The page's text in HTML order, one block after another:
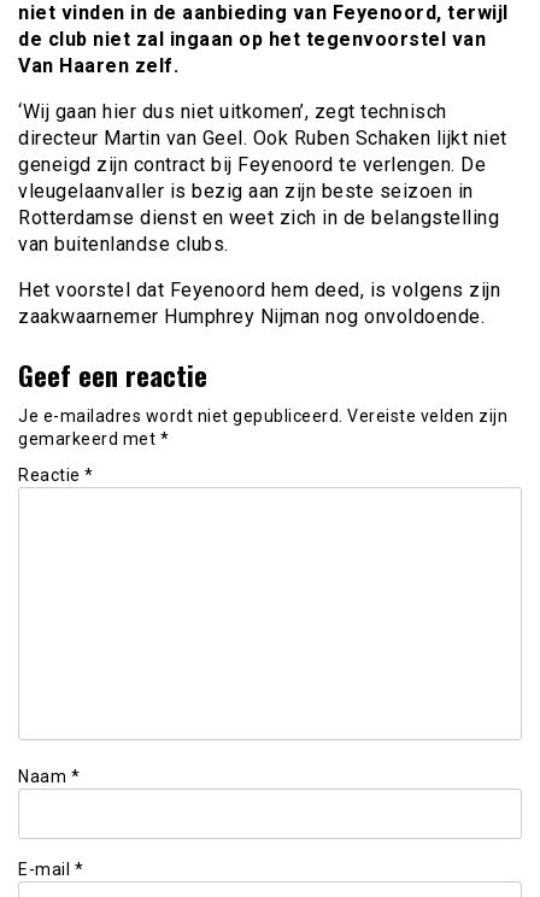
niet vinden in de aanbieding van Feyenoord, terwijl
de club niet zal ingaan op het tegenvoorstel van
Van Haaren zelf.
‘Wij gaan hier dus niet uitkomen’, zegt technisch
directeur Martin van Geel. Ook Ruben Schaken lijkt niet
geneigd zijn contract bij Feyenoord te verlengen. De
vleugelaanvaller is bezig aan zijn beste seizoen in
Rotterdamse dienst en weet zich in de belangstelling
van buitenlandse clubs.
Het voorstel dat Feyenoord hem deed, is volgens zijn
zaakwaarnemer Humphrey Nijman nog onvoldoende.
Geef een reactie
Je e-mailadres wordt niet gepubliceerd. Vereiste velden zijn
gemarkeerd met *
Reactie *
Naam *
E-mail *